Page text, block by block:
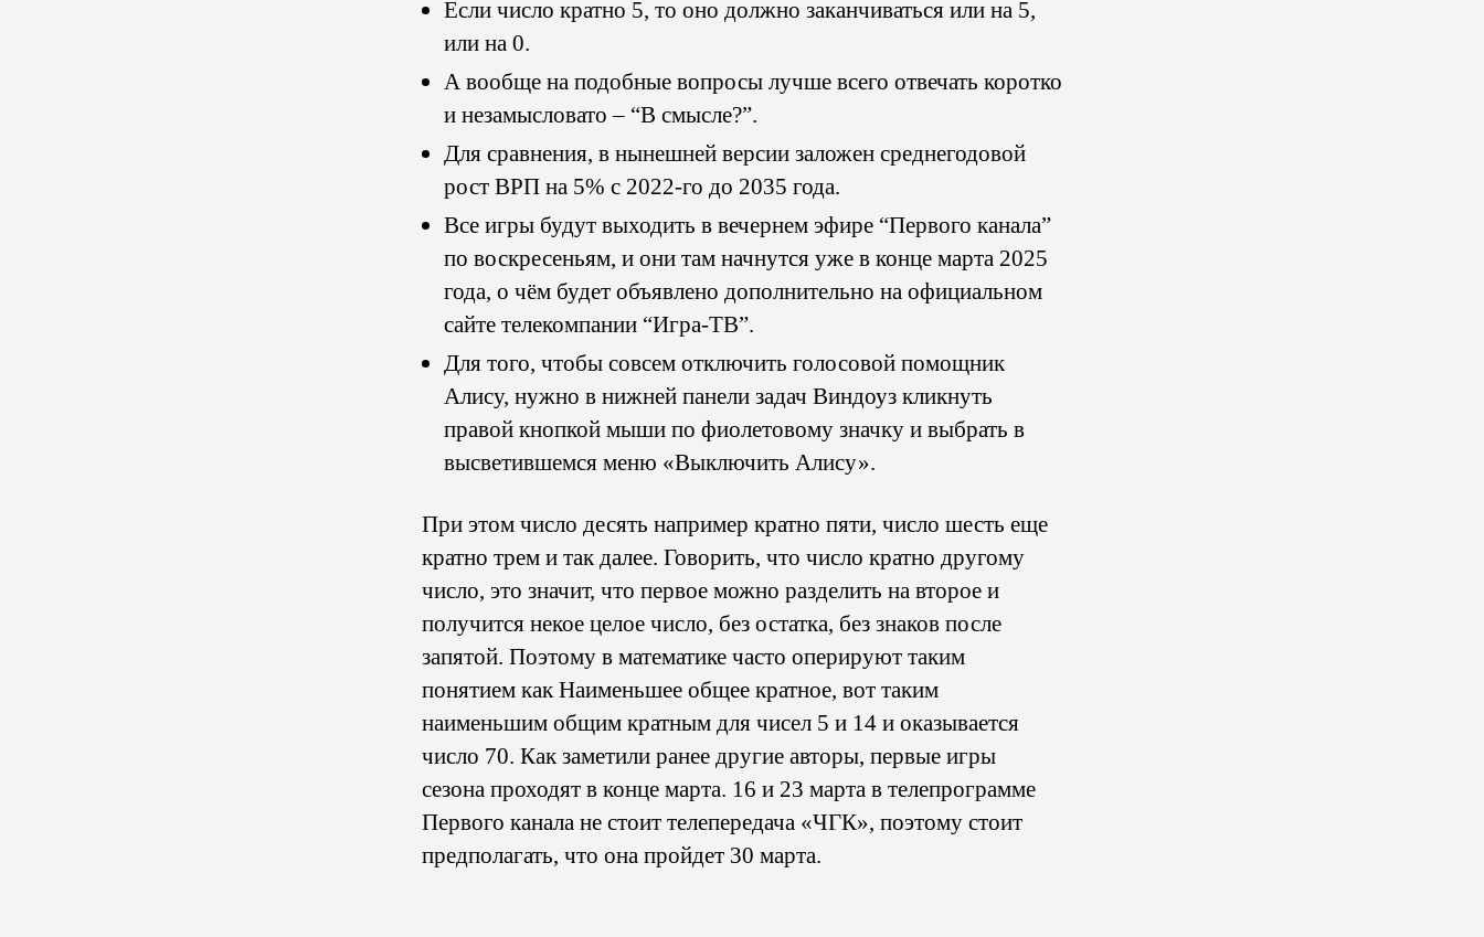
Если число кратно 5, то оно должно заканчиваться или на 5,
или на 0.
А вообще на подобные вопросы лучше всего отвечать коротко
и незамысловато – “В смысле?”.
Для сравнения, в нынешней версии заложен среднегодовой
рост ВРП на 5% с 2022-го до 2035 года.
Все игры будут выходить в вечернем эфире “Первого канала”
по воскресеньям, и они там начнутся уже в конце марта 2025
года, о чëм будет объявлено дополнительно на официальном
сайте телекомпании “Игра-ТВ”.
Для того, чтобы совсем отключить голосовой помощник
Алису, нужно в нижней панели задач Виндоуз кликнуть
правой кнопкой мыши по фиолетовому значку и выбрать в
высветившемся меню «Выключить Алису».
При этом число десять например кратно пяти, число шесть еще
кратно трем и так далее. Говорить, что число кратно другому
число, это значит, что первое можно разделить на второе и
получится некое целое число, без остатка, без знаков после
запятой. Поэтому в математике часто оперируют таким
понятием как Наименьшее общее кратное, вот таким
наименьшим общим кратным для чисел 5 и 14 и оказывается
число 70. Как заметили ранее другие авторы, первые игры
сезона проходят в конце марта. 16 и 23 марта в телепрограмме
Первого канала не стоит телепередача «ЧГК», поэтому стоит
предполагать, что она пройдет 30 марта.